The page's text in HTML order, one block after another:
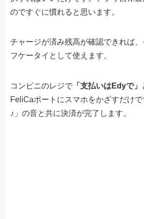
のですぐに慣れると思います。
チャージが済み残高が確認できれば
フケータイとして使えます。
コンビニのレジで 「支払いはEdyで」
FeliCaポートにスマホをかざすだけ
♪」の音と共に決済が完了します。